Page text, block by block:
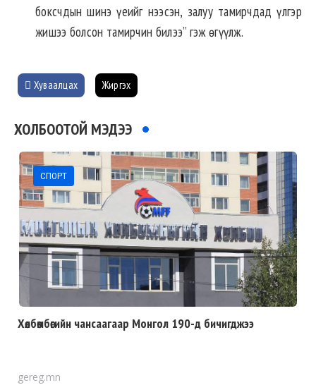
боксчдын шинэ үеийг нээсэн, залуу тамирчдад үлгэр
жишээ болсон тамирчин билээ” гэж өгүүлж.
Хуваалцах Жиргэх
ХОЛБООТОЙ МЭДЭЭ
СПОРТ
Хөлбөмбөгийн чансаагаар Монгол 190-д бичигджээ
gereg.mn